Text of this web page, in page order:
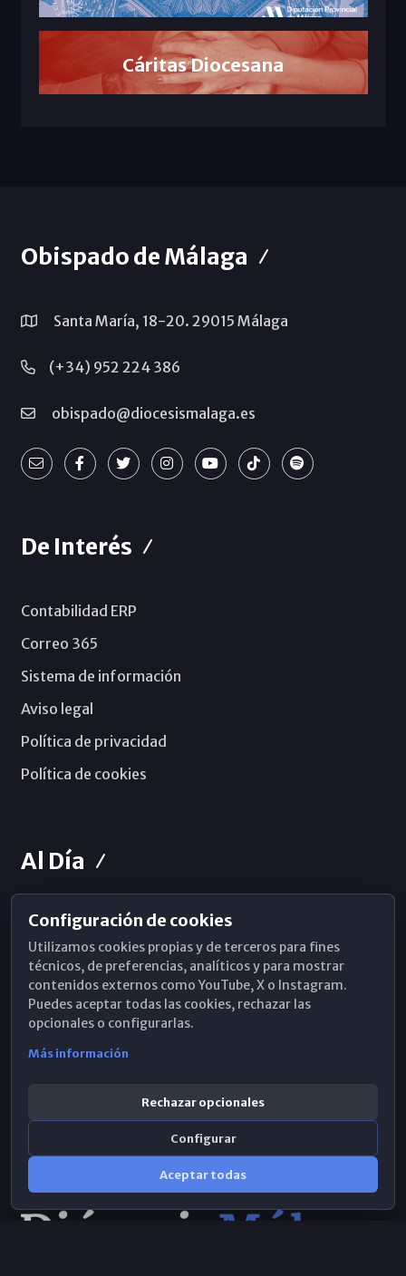
Cáritas Diocesana
Obispado de Málaga
Santa María, 18-20. 29015 Málaga
(+34) 952 224 386
obispado@diocesismalaga.es
De Interés
Contabilidad ERP
Correo 365
Sistema de información
Aviso legal
Política de privacidad
Política de cookies
Al Día
Horarios de Misa
Hemeroteca
WhatsApp
Configuración de cookies
Utilizamos cookies propias y de terceros para fines
técnicos, de preferencias, analíticos y para mostrar
contenidos externos como YouTube, X o Instagram.
Puedes aceptar todas las cookies, rechazar las
opcionales o configurarlas.
Más información
Rechazar opcionales
Configurar
Aceptar todas